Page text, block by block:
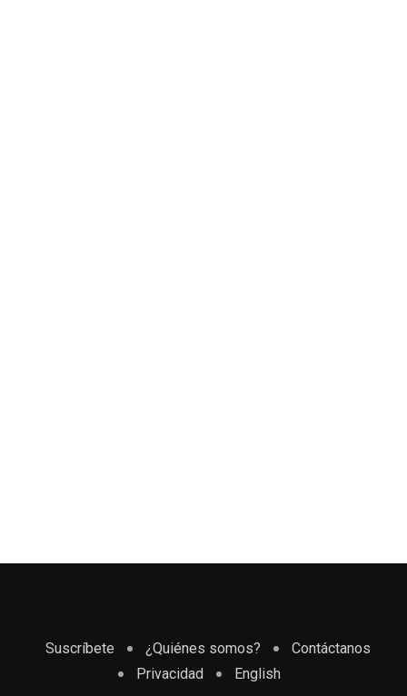
Suscríbete ¿Quiénes somos?
Contáctanos
Privacidad
English